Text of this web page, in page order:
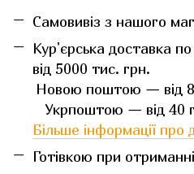
Самовивіз з нашого
Кур'єрська доставка
від 5000 тис. грн.
Новою поштою — від
Укрпоштою — від 40
Більше інформації про
Готівкою при отриманні